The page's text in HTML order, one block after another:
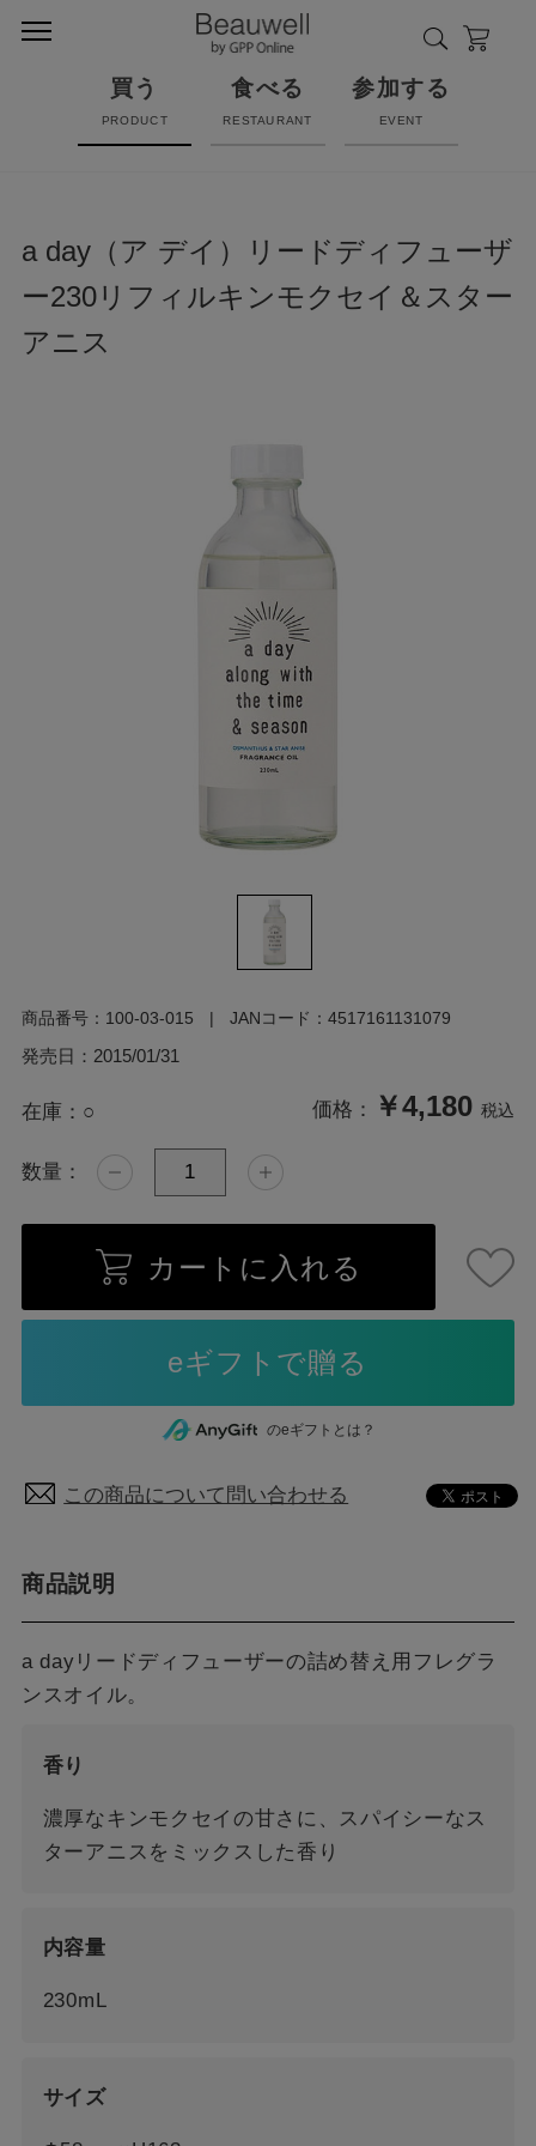
買う
PRODUCT
食べる
RESTAURANT
参加する
EVENT
a day（ア デイ）リードディフューザ
ー230リフィルキンモクセイ＆スター
アニス
発売日： 2015/01/31
商品番号： 100-03-015 JANコード： 4517161131079
在庫： ○ 価格： ￥4,180 税込
数量：
カートに入れる
のeギフトとは？
この商品について問い合わせる
商品説明
a dayリードディフューザーの詰め替え用フレグラ
ンスオイル。
香り
濃厚なキンモクセイの甘さに、スパイシーなス
ターアニスをミックスした香り
内容量
230mL
サイズ